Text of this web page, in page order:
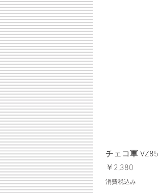
チェコ軍
価格
￥2,380
消費税込み